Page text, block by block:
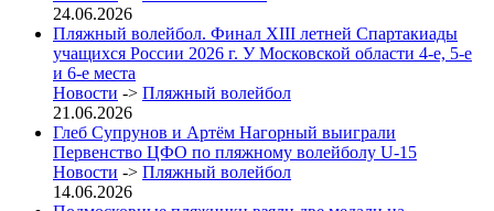
24.06.2026
Пляжный волейбол. Финал XIII летней Спартакиады
учащихся России 2026 г. У Московской области 4-е, 5-е
и 6-е места
Новости -> Пляжный волейбол
21.06.2026
Глеб Супрунов и Артём Нагорный выиграли
Первенство ЦФО по пляжному волейболу U-15
Новости -> Пляжный волейбол
14.06.2026